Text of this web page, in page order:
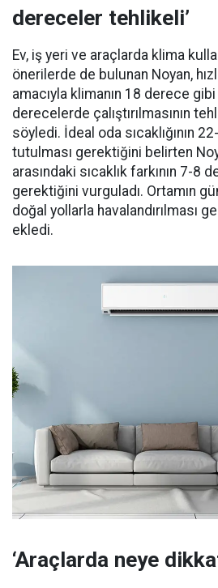
dereceler tehlikeli’
Ev, iş yeri ve araçlarda klima
önerilerde de bulunan Noyan,
amacıyla klimanın 18 derece
derecelerde çalıştırılmasının
söyledi. İdeal oda sıcaklığının
tutulması gerektiğini belirten
arasındaki sıcaklık farkının 7-8
gerektiğini vurguladı. Ortamın
doğal yollarla havalandırılması
ekledi.
‘Araçlarda neye